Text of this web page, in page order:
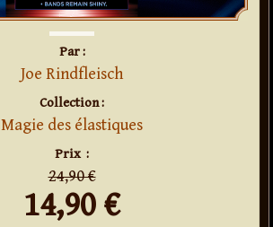
Par :
Joe Rindfleisch
Collection :
Magie des élastiques
Prix en
:
24,90 €
14,90 €